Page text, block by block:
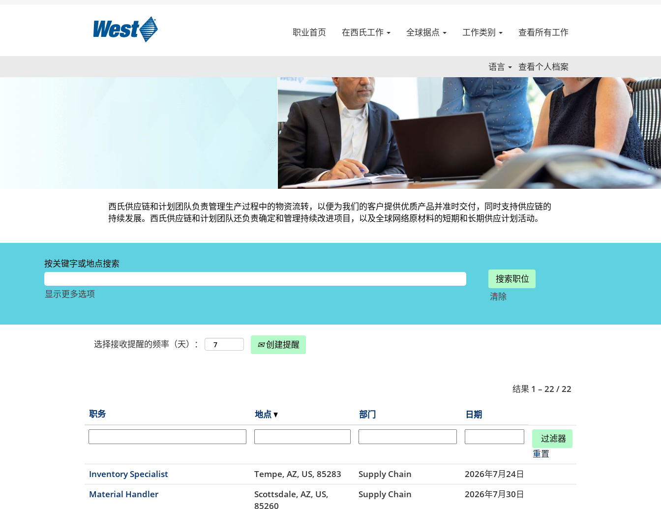
职业首页 在西氏工作 全球据点 工作类别 查看所有工作
语言 查看个人档案
供应链和计划
西氏供应链和计划团队负责管理生产过程中的物资流转，以便为我们的客户提供优质产品并准时交付，同时支持供应链的
持续发展。西氏供应链和计划团队还负责确定和管理持续改进项目，以及全球网络原材料的短期和长期供应计划活动。
按关键字或地点搜索
显示更多选项 清除
选择接收提醒的频率（天）： 创建提醒
结果 1 – 22 /22
职务 地点 部门 日期
重置
Inventory Specialist
Tempe, AZ, US, 85283 Supply Chain
2026年7月24日
Material Handler
Scottsdale, AZ, US,
85260
Supply Chain 2026年7月30日